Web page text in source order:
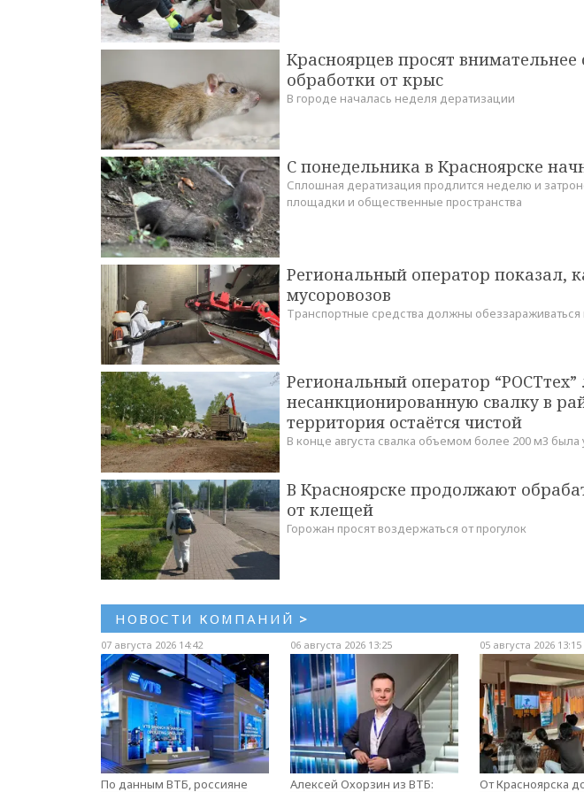
Красноярцев просят
обработки от крыс
В городе началась неделя дератизации
С понедельника в Красноярске
Сплошная дератизация продлится неделю и
площадки и общественные пространства
Региональный оператор показал,
мусоровозов
Транспортные средства должны
Региональный оператор
несанкционированную свалку в
территория остаётся чистой
В конце августа свалка объемом более 200 м3
В Красноярске продолжают
от клещей
Горожан просят воздержаться от прогулок
НОВОСТИ КОМПАНИЙ >
07 августа 2026 14:42
По данным ВТБ, россияне
06 августа 2026 13:25
Алексей Охорзин из ВТБ:
05 августа 2026 13:15
От Красноярска